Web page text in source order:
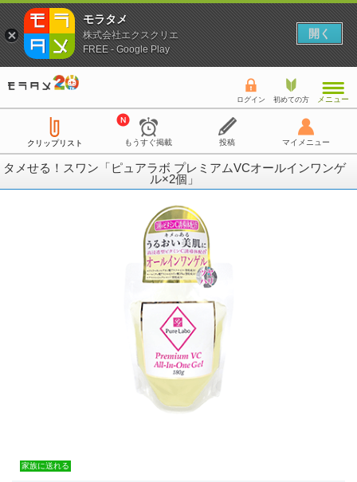
ログイン 初めての方 メニュー
クリップリスト もうすぐ掲載 投稿 マイメニュー
タメせる！スワン「ピュアラボ プレミアムVCオールインワンゲ
ル×2個」
家族に送れる
モラタメ
株式会社エクスクリエ
FREE - Google Play
開く